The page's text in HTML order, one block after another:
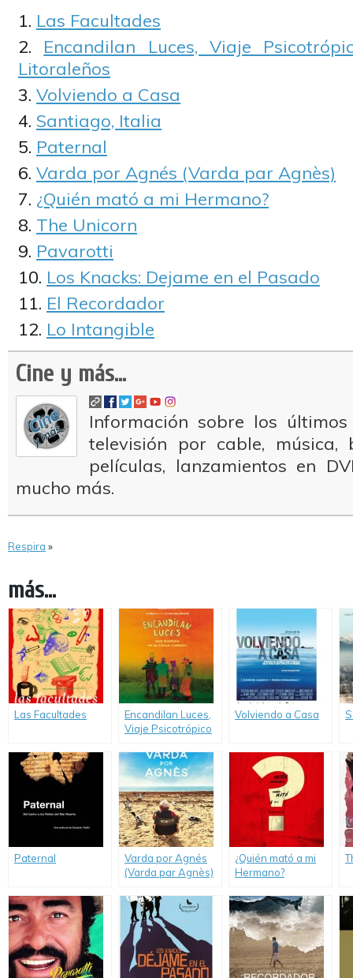
Las Facultades
Encandilan Luces, Viaje
Litoraleños
Volviendo a Casa
Santiago, Italia
Paternal
Varda por Agnés (Varda par Agnès)
¿Quién mató a mi Hermano?
The Unicorn
Pavarotti
Los Knacks: Dejame en el Pasado
El Recordador
Lo Intangible
Cine y más...
Información sobre los
televisión por cable, música,
películas, lanzamientos en
mucho más.
Respira »
más...
Las Facultades
Encandilan Luces,
Viaje Psicotrópico
Litoraleños
Volviendo a Casa
Paternal
Varda por Agnés
(Varda par Agnès)
¿Quién mató a mi
Hermano?